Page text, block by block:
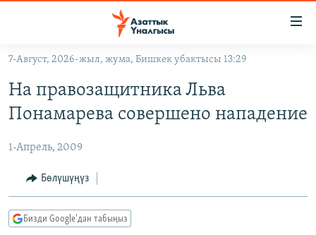
Навигацияга
өтүңүз
салыңыз
КЫРГЫЗСТАН
КЫРГЫЗСТАН
САЯСАТ
ЭКОНОМИКА
ДҮЙНӨ
БОРБОР АЗИЯ
УКРАИНА
АТАЙЫН ИЛИКТӨӨ
БҮГҮН АЗАТТЫКТА
ПОДКАСТ
7-Август, 2026-жыл, жума, Бишкек убактысы 13:29
На правозащитника Льва
Понамарева совершено нападение
1-Апрель, 2009
Бөлүшүңүз
Бизди Google'дан табыңыз